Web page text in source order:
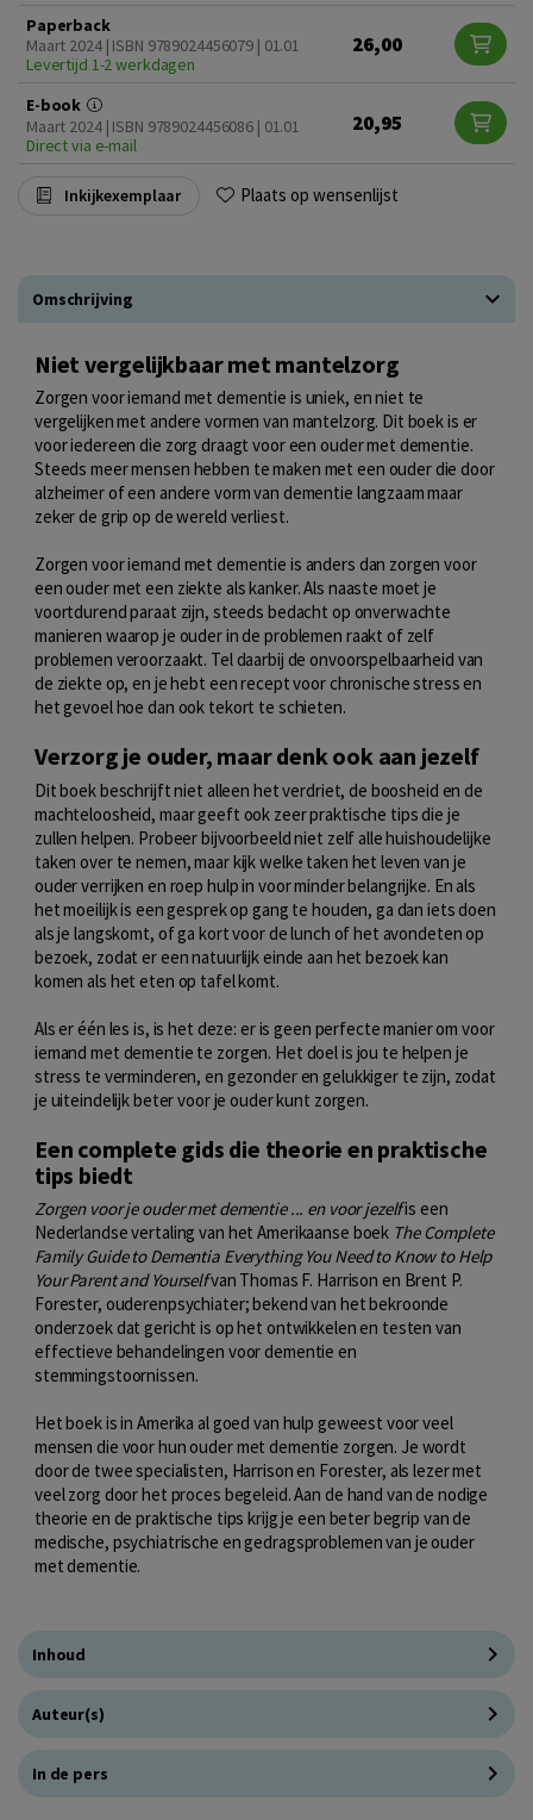
Paperback
Maart 2024 | ISBN 9789024456079 | 01.01
Levertijd 1-2 werkdagen
26,00
E-book
Maart 2024 | ISBN 9789024456086 | 01.01
Direct via e-mail
20,95
Inkijkexemplaar Plaats op wensenlijst
Omschrijving
Niet vergelijkbaar met mantelzorg
Zorgen voor iemand met dementie is uniek, en niet te
vergelijken met andere vormen van mantelzorg. Dit boek is er
voor iedereen die zorg draagt voor een ouder met dementie.
Steeds meer mensen hebben te maken met een ouder die door
alzheimer of een andere vorm van dementie langzaam maar
zeker de grip op de wereld verliest.
Zorgen voor iemand met dementie is anders dan zorgen voor
een ouder met een ziekte als kanker. Als naaste moet je
voortdurend paraat zijn, steeds bedacht op onverwachte
manieren waarop je ouder in de problemen raakt of zelf
problemen veroorzaakt. Tel daarbij de onvoorspelbaarheid van
de ziekte op, en je hebt een recept voor chronische stress en
het gevoel hoe dan ook tekort te schieten.
Verzorg je ouder, maar denk ook aan jezelf
Dit boek beschrijft niet alleen het verdriet, de boosheid en de
machteloosheid, maar geeft ook zeer praktische tips die je
zullen helpen. Probeer bijvoorbeeld niet zelf alle huishoudelijke
taken over te nemen, maar kijk welke taken het leven van je
ouder verrijken en roep hulp in voor minder belangrijke. En als
het moeilijk is een gesprek op gang te houden, ga dan iets doen
als je langskomt, of ga kort voor de lunch of het avondeten op
bezoek, zodat er een natuurlijk einde aan het bezoek kan
komen als het eten op tafel komt.
Als er één les is, is het deze: er is geen perfecte manier om voor
iemand met dementie te zorgen. Het doel is jou te helpen je
stress te verminderen, en gezonder en gelukkiger te zijn, zodat
je uiteindelijk beter voor je ouder kunt zorgen.
Een complete gids die theorie en praktische
tips biedt
Zorgen voor je ouder met dementie ... en voor jezelfis een
Nederlandse vertaling van het Amerikaanse boek The Complete
Family Guide to Dementia Everything You Need to Know to Help
Your Parent and Yourselfvan Thomas F. Harrison en Brent P.
Forester, ouderenpsychiater; bekend van het bekroonde
onderzoek dat gericht is op het ontwikkelen en testen van
effectieve behandelingen voor dementie en
stemmingstoornissen.
Het boek is in Amerika al goed van hulp geweest voor veel
mensen die voor hun ouder met dementie zorgen. Je wordt
door de twee specialisten, Harrison en Forester, als lezer met
veel zorg door het proces begeleid. Aan de hand van de nodige
theorie en de praktische tips krijg je een beter begrip van de
medische, psychiatrische en gedragsproblemen van je ouder
met dementie.
Inhoud
Auteur(s)
In de pers